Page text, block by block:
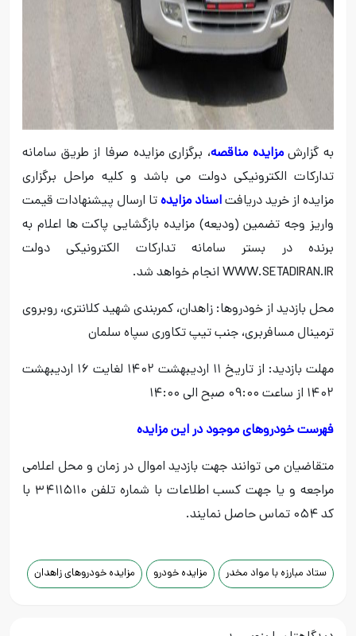
به گزارشمزایده مناقصه، برگزاری مزایده صرفا از طریق سامانه
تدارکات الکترونیکی دولت می باشد و کلیه مراحل برگزاری
مزایده از خرید دریافتاسناد مزایدهتا ارسال پیشنهادات قیمت
واریز وجه تضمین (ودیعه) مزایده بازگشایی پاکت ها اعلام به
برنده در بستر سامانه تدارکات الکترونیکی دولت
WWW.SETADIRAN.IR انجام خواهد شد.
محل بازدید از خودروها: زاهدان، کمربندی شهید کلانتری، روبروی
ترمینال مسافربری، جنب تیپ تکاوری سپاه سلمان
مهلت بازدید: از تاریخ ۱۱ اردیبهشت ۱۴۰۲ لغایت ۱۶ اردیبهشت
۱۴۰۲ از ساعت ۰۹:۰۰ صبح الی ۱۴:۰۰
فهرست خودروهای موجود در این مزایده
متقاضیان می توانند جهت بازدید اموال در زمان و محل اعلامی
مراجعه و یا جهت کسب اطلاعات با شماره تلفن ۳۴۱۱۵۱۱۰ با
کد ۰۵۴ تماس حاصل نمایند.
ستاد مبارزه با مواد مخدر مزایده خودرو مزایده خودروهای زاهدان